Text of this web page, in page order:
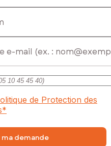
de Protection des
*
ma demande